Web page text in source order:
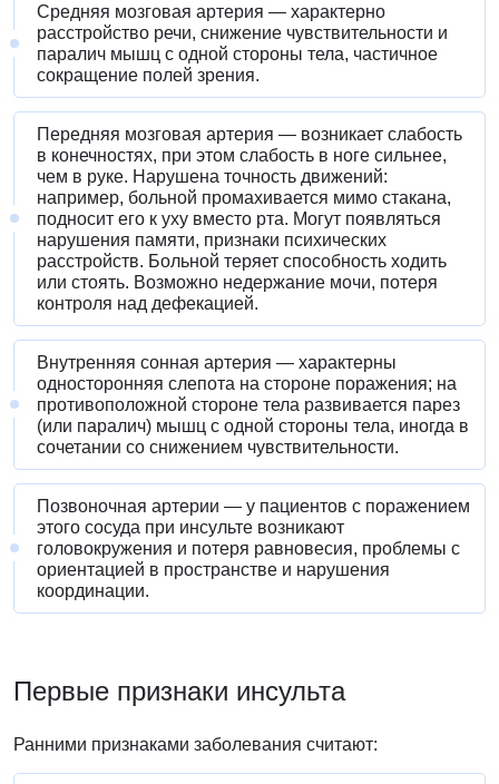
Средняя мозговая артерия — характерно
расстройство речи, снижение чувствительности и
паралич мышц с одной стороны тела, частичное
сокращение полей зрения.
Передняя мозговая артерия — возникает слабость
в конечностях, при этом слабость в ноге сильнее,
чем в руке. Нарушена точность движений:
например, больной промахивается мимо стакана,
подносит его к уху вместо рта. Могут появляться
нарушения памяти, признаки психических
расстройств. Больной теряет способность ходить
или стоять. Возможно недержание мочи, потеря
контроля над дефекацией.
Внутренняя сонная артерия — характерны
односторонняя слепота на стороне поражения; на
противоположной стороне тела развивается парез
(или паралич) мышц с одной стороны тела, иногда в
сочетании со снижением чувствительности.
Позвоночная артерии — у пациентов с поражением
этого сосуда при инсульте возникают
головокружения и потеря равновесия, проблемы с
ориентацией в пространстве и нарушения
координации.
Первые признаки инсульта
Ранними признаками заболевания считают: